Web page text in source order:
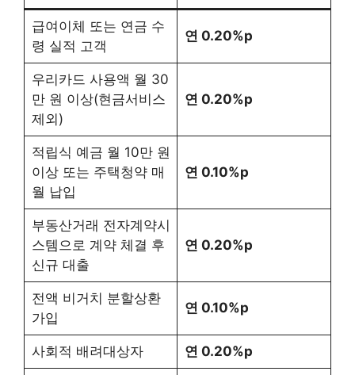
급여이체 또는 연금 수
령 실적 고객
연 0.20%p
우리카드 사용액 월 30
만 원 이상(현금서비스
제외)
연 0.20%p
적립식 예금 월 10만 원
이상 또는 주택청약 매
월 납입
연 0.10%p
부동산거래 전자계약시
스템으로 계약 체결 후
신규 대출
연 0.20%p
전액 비거치 분할상환
가입
연 0.10%p
사회적 배려대상자 연 0.20%p